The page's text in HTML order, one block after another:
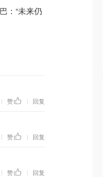
：“未来仍
| 赞 | 回复
| 赞 | 回复
| 赞 | 回复